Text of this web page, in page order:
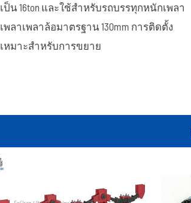
เป็น 16ton และใช้สำหรับรถบรรทุกหนักเพลา
เพลาเพลาล้อมาตรฐาน 130mm การติดตั้ง
เหมาะสำหรับการขยาย